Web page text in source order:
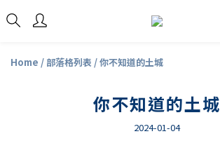
Home / 部落格列表 /你不知道的土城
你不知道的土城
2024-01-04